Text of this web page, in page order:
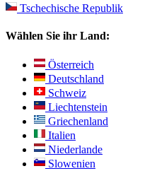
Tschechische Republik
Wählen Sie ihr Land:
Österreich
Deutschland
Schweiz
Liechtenstein
Griechenland
Italien
Niederlande
Slowenien